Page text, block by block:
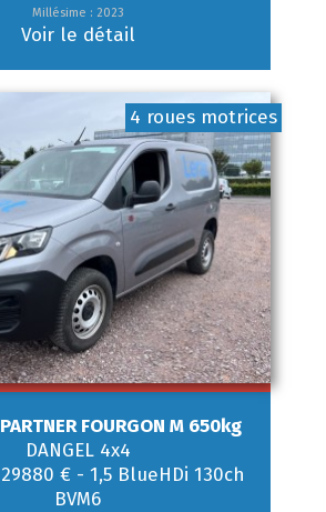
Millésime : 2023
Voir le détail
4 roues motrices
PARTNER FOURGON M 650kg
DANGEL 4x4
29880 € - 1,5 BlueHDi 130ch
BVM6